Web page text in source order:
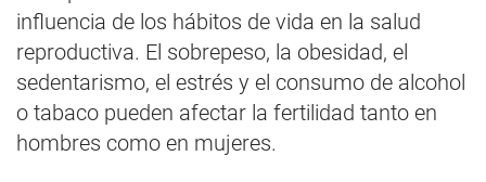
influencia de los hábitos de vida en la salud
reproductiva. El sobrepeso, la obesidad, el
sedentarismo, el estrés y el consumo de alcohol
o tabaco pueden afectar la fertilidad tanto en
hombres como en mujeres.